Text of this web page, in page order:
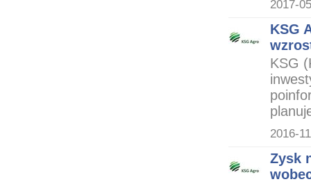
2017-
KSG
KSG
2016-
Zysk